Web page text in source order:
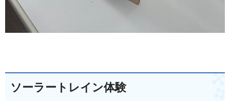
ソーラートレイン体験